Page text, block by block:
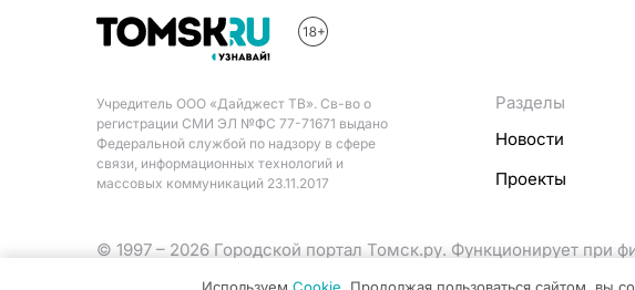
Учредитель ООО «Дайджест ТВ». Св-во о
регистрации СМИ ЭЛ №ФС 77-71671 выдано
Федеральной службой по надзору в сфере
связи, информационных технологий и
массовых коммуникаций 23.11.2017
Разделы
Новости
Проекты
© 1997 – 2026 Городской портал Томск.ру. Функционирует при